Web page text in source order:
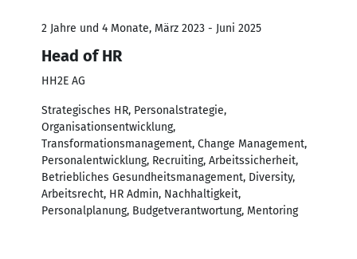
2 Jahre und 4 Monate, März 2023 - Juni 2025
Head of HR
HH2E AG
Strategisches HR, Personalstrategie,
Organisationsentwicklung,
Transformationsmanagement, Change Management,
Personalentwicklung, Recruiting, Arbeitssicherheit,
Betriebliches Gesundheitsmanagement, Diversity,
Arbeitsrecht, HR Admin, Nachhaltigkeit,
Personalplanung, Budgetverantwortung, Mentoring